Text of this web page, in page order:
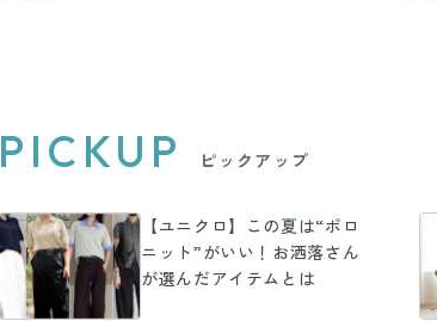
PICKUP ピックアップ
【ユニクロ】この夏は“ポロ
ニット”がいい！お洒落さん
が選んだアイテムとは